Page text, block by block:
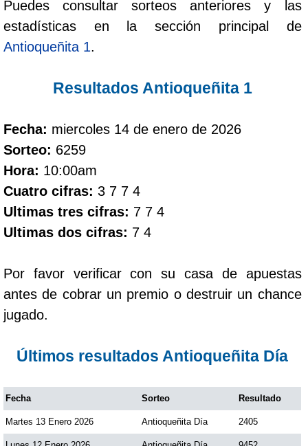
Dorado Mañana
Fantástica Día
Fantástica Noche
Motilon Tarde
Motilon Noche
Paisita Día
Paisita Noche
Puedes consultar sorteos anteriores y las
estadísticas en la sección principal de
Antioqueñita 1.
Resultados Antioqueñita 1
Fecha: miercoles 14 de enero de 2026
Sorteo: 6259
Hora: 10:00am
Cuatro cifras: 3 7 7 4
Ultimas tres cifras: 7 7 4
Ultimas dos cifras: 7 4
Por favor verificar con su casa de apuestas
antes de cobrar un premio o destruir un chance
jugado.
Últimos resultados Antioqueñita Día
Fecha Sorteo Resultado
Martes 13 Enero 2026 Antioqueñita Día 2405